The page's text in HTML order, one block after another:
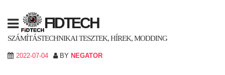
content
FIDTECH
SZÁMÍTÁSTECHNIKAI TESZTEK, HÍREK, MODDING
2022-07-04 BY NEGATOR